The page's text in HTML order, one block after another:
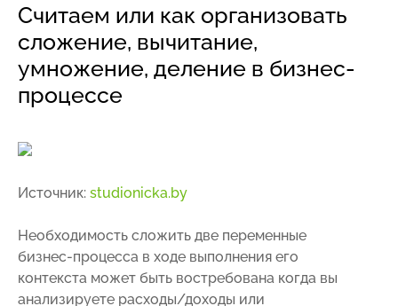
Считаем или как организовать
сложение, вычитание,
умножение, деление в бизнес-
процессе
Источник: studionicka.by
Необходимость сложить две переменные
бизнес-процесса в ходе выполнения его
контекста может быть востребована когда вы
анализируете расходы/доходы или